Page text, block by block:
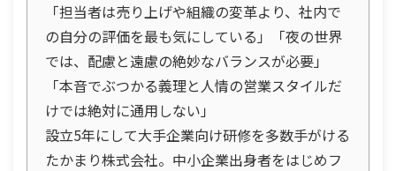
「担当者は売り上げや組織の変革より、社内で
の自分の評価を最も気にしている」「夜の世界
では、配慮と遠慮の絶妙なバランスが必要」
「本音でぶつかる義理と人情の営業スタイルだ
けでは絶対に通用しない」
設立5年にして大手企業向け研修を多数手がける
たかまり株式会社。中小企業出身者をはじめフ